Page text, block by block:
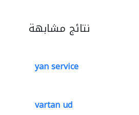
نتائج مشابهة
yan service
vartan ud